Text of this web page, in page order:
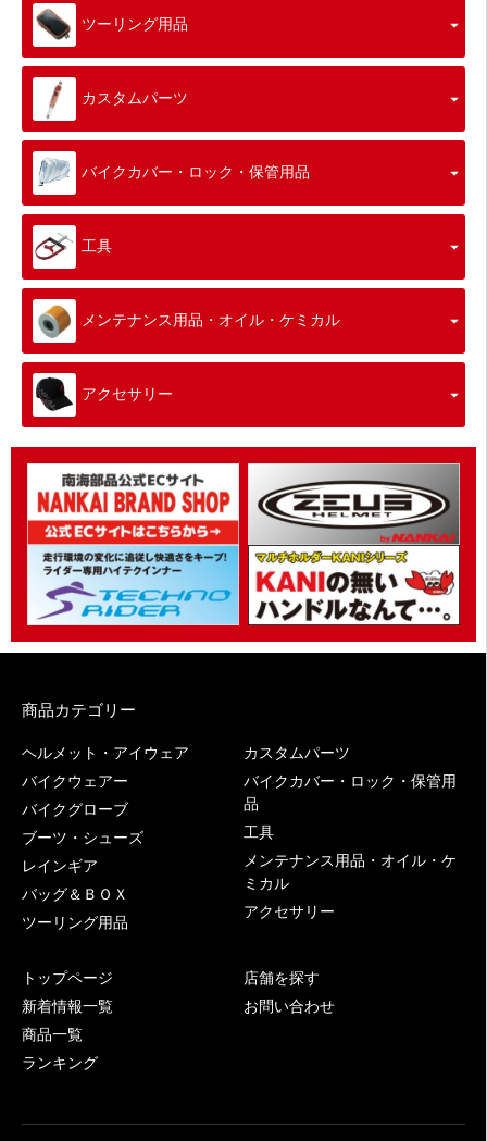
ツーリング用品
カスタムパーツ
バイクカバー・ロック・保管用品
工具
メンテナンス用品・オイル・ケミカル
アクセサリー
商品カテゴリー
ヘルメット・アイウェア
バイクウェアー
バイクグローブ
ブーツ・シューズ
レインギア
バッグ＆ＢＯＸ
ツーリング用品
カスタムパーツ
バイクカバー・ロック・保管用
品
工具
メンテナンス用品・オイル・ケ
ミカル
アクセサリー
トップページ
新着情報一覧
商品一覧
ランキング
店舗を探す
お問い合わせ